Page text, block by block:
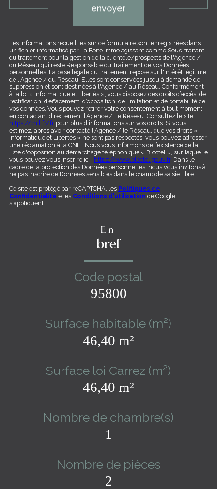
envoyer
Les informations recueillies sur ce formulaire sont enregistrées dans
un fichier informatisé par La Boite Immo agissant comme Sous-traitant
du traitement pour la gestion de la clientèle/prospects de l'Agence /
du Réseau qui reste Responsable du Traitement de vos Données
personnelles. La base légale du traitement repose sur l'intérêt légitime
de l'Agence / du Réseau. Elles sont conservées jusqu'à demande de
suppression et sont destinées à l'Agence / au Réseau. Conformément
à la loi « informatique et libertés », vous disposez des droits d’accès, de
rectification, d’effacement, d’opposition, de limitation et de portabilité de
vos données. Vous pouvez retirer votre consentement à tout moment
en contactant directement l’Agence / Le Réseau. Consultez le site
https://cnil.fr/fr pour plus d’informations sur vos droits. Si vous
estimez, après avoir contacté l'Agence / le Réseau, que vos droits «
Informatique et Libertés » ne sont pas respectés, vous pouvez adresser
une réclamation à la CNIL. Nous vous informons de l’existence de la
liste d'opposition au démarchage téléphonique « Bloctel », sur laquelle
vous pouvez vous inscrire ici : https://www.bloctel.gouv.fr. Dans le
cadre de la protection des Données personnelles, nous vous invitons à
ne pas inscrire de Données sensibles dans le champ de saisie libre.
Ce site est protégé par reCAPTCHA, les Politiques de
Confidentialité et es Conditions d'utilisation de Google
s'appliquent.
En
bref
Code postal
95800
Surface habitable (m²)
46,40 m²
Surface loi Carrez (m²)
46,40 m²
Nombre de chambre(s)
1
Nombre de pièces
2